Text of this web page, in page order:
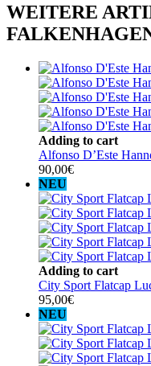
WEITERE
Adding to cart
Alfonso D’Este
90,00€
NEU
Adding to cart
City Sport Flatcap
95,00€
NEU